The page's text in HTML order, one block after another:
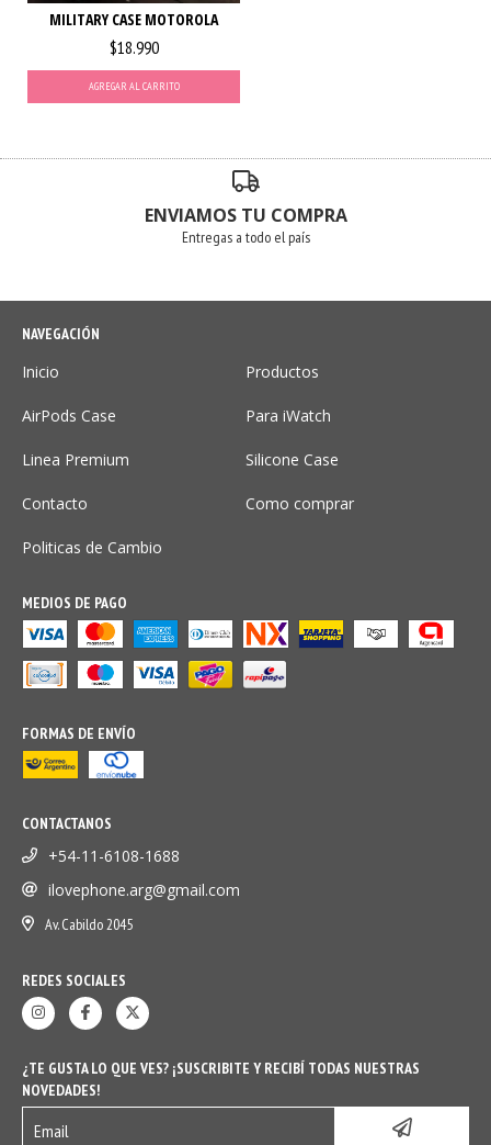
MILITARY CASE MOTOROLA
$18.990
AGREGAR AL CARRITO
ENVIAMOS TU COMPRA
Entregas a todo el país
NAVEGACIÓN
Inicio Productos
AirPods Case Para iWatch
Linea Premium Silicone Case
Contacto Como comprar
Politicas de Cambio
MEDIOS DE PAGO
FORMAS DE ENVÍO
CONTACTANOS
+54-11-6108-1688
ilovephone.arg@gmail.com
Av. Cabildo 2045
REDES SOCIALES
¿TE GUSTA LO QUE VES? ¡SUSCRIBITE Y RECIBÍ TODAS NUESTRAS
NOVEDADES!